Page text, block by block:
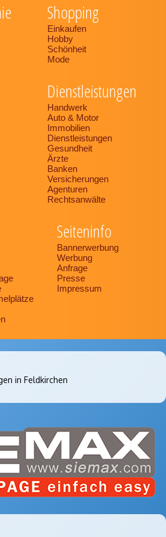
Shopping
Einkaufen
Hobby
Schönheit
Mode
Dienstleistungen
Handwerk
Auto & Motor
Immobilien
Dienstleistungen
Gesundheit
Ärzte
Banken
Versicherungen
Agenturen
Rechtsanwälte
Seiteninfo
Bannerwerbung
Werbung
Anfrage
Presse
Impressum
in Feldkirchen